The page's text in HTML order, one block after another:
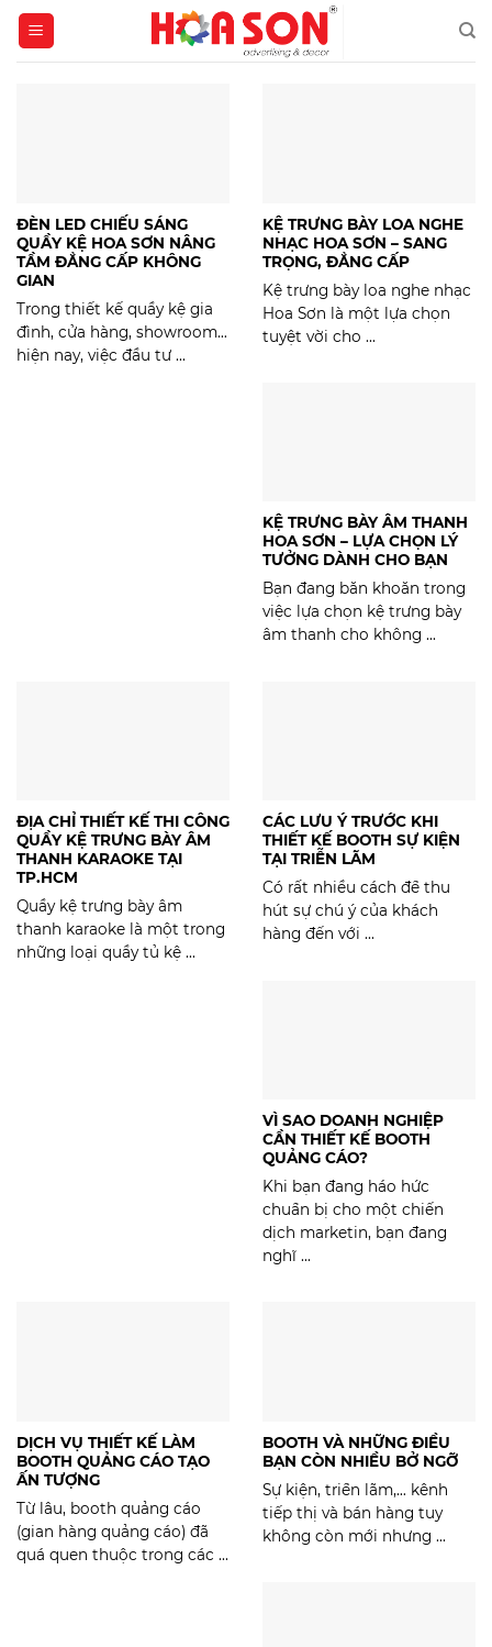
Skip
content
ĐÈN LED CHIẾU SÁNG
QUẦY KỆ HOA SƠN NÂNG
TẦM ĐẲNG CẤP KHÔNG
GIAN
Trong thiết kế quầy kệ gia
đình, cửa hàng, showroom…
hiện nay, việc đầu tư ...
KỆ TRƯNG BÀY LOA NGHE
NHẠC HOA SƠN – SANG
TRỌNG, ĐẲNG CẤP
Kệ trưng bày loa nghe nhạc
Hoa Sơn là một lựa chọn
tuyệt vời cho ...
KỆ TRƯNG BÀY ÂM THANH
HOA SƠN – LỰA CHỌN LÝ
TƯỞNG DÀNH CHO BẠN
Bạn đang băn khoăn trong
việc lựa chọn kệ trưng bày
âm thanh cho không ...
ĐỊA CHỈ THIẾT KẾ THI CÔNG
QUẦY KỆ TRƯNG BÀY ÂM
THANH KARAOKE TẠI
TP.HCM
Quầy kệ trưng bày âm
thanh karaoke là một trong
những loại quầy tủ kệ ...
CÁC LƯU Ý TRƯỚC KHI
THIẾT KẾ BOOTH SỰ KIỆN
TẠI TRIỄN LÃM
Có rất nhiều cách để thu
hút sự chú ý của khách
hàng đến với ...
VÌ SAO DOANH NGHIỆP
CẦN THIẾT KẾ BOOTH
QUẢNG CÁO?
Khi bạn đang háo hức
chuẩn bị cho một chiến
dịch marketin, bạn đang
nghĩ ...
DỊCH VỤ THIẾT KẾ LÀM
BOOTH QUẢNG CÁO TẠO
ẤN TƯỢNG
Từ lâu, booth quảng cáo
(gian hàng quảng cáo) đã
quá quen thuộc trong các ...
BOOTH VÀ NHỮNG ĐIỀU
BẠN CÒN NHIỀU BỞ NGỠ
Sự kiện, triển lãm,… kênh
tiếp thị và bán hàng tuy
không còn mới nhưng ...